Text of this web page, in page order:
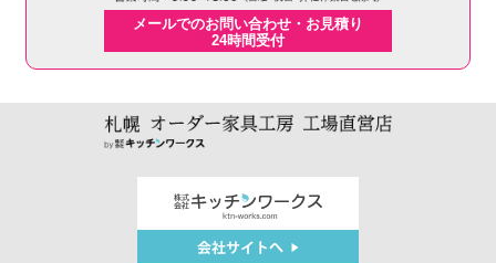
メールでのお問い合わせ・お見積り
24時間受付